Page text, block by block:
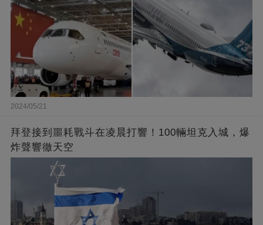
2024/05/21
拜登接到噩耗戰斗在凌晨打響！100輛坦克入城，爆
炸聲響徹天空